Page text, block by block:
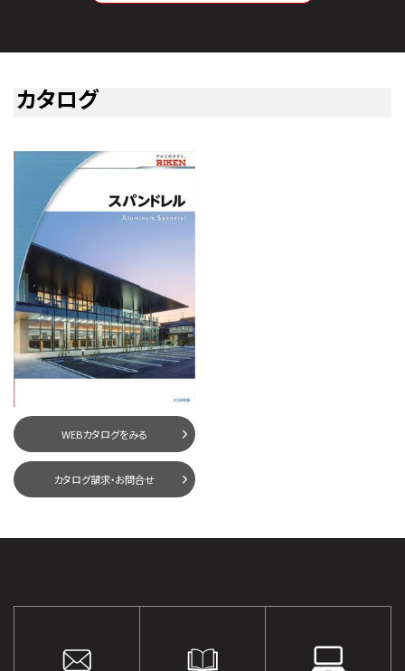
カタログ
WEBカタログをみる
カタログ請求・お問合せ